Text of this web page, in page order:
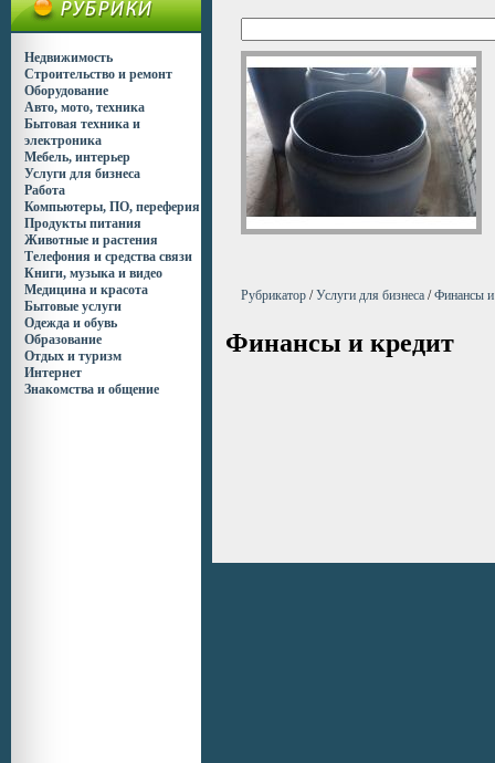
Недвижимость
Строительство и ремонт
Оборудование
Авто, мото, техника
Бытовая техника и
электроника
Мебель, интерьер
Услуги для бизнеса
Работа
Компьютеры, ПО, переферия
Продукты питания
Животные и растения
Телефония и средства связи
Книги, музыка и видео
Медицина и красота
Бытовые услуги
Одежда и обувь
Образование
Отдых и туризм
Интернет
Знакомства и общение
Рубрикатор /Услуги для бизнеса /Финансы и
Финансы и кредит